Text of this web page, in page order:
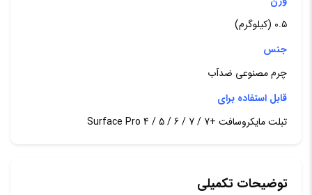
۰.۵ (کیلوگرم)
جنس
چرم مصنوعی ضدآب
قابل استفاده برای
تبلت مایکروسافت +7 / 7 / Surface Pro 4 / 5 / 6
توضیحات تکمیلی